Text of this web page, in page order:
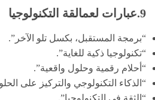
9.عبارات لعمالقة التكنولوجيا
“برمجة المستقبل، بكسل تلو الآخر”.
“تكنولوجيا ذكية للغاية”.
“أحلام رقمية وحلول واقعية”.
“الذكاء التكنولوجي والتركيز على